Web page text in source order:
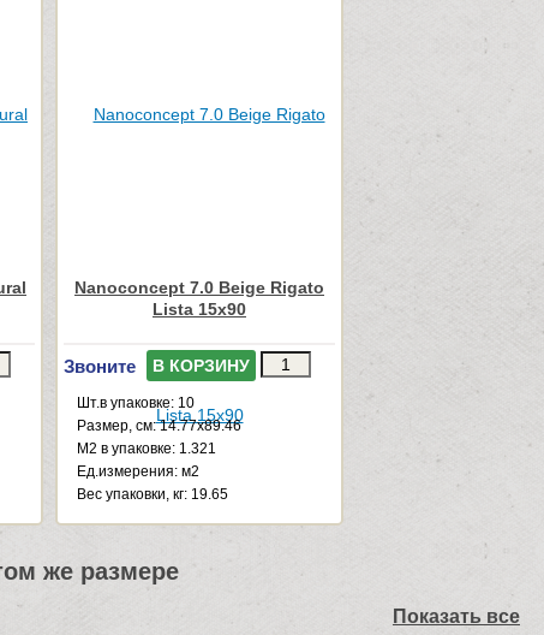
Nanoconcept 7.0 Beige Rigato
Lista 15x90
Звоните В КОРЗИНУ
Шт.в упаковке: 10
Размер, см: 14.77x89.46
М2 в упаковке: 1.321
Ед.измерения: м2
Веc упаковки, кг: 19.65
же размере
Показать все